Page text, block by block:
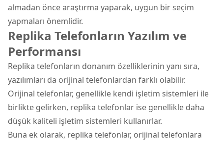
almadan önce araştırma yaparak, uygun bir seçim
yapmaları önemlidir.
Replika Telefonların Yazılım ve
Performansı
Replika telefonların donanım özelliklerinin yanı sıra,
yazılımları da orijinal telefonlardan farklı olabilir.
Orijinal telefonlar, genellikle kendi işletim sistemleri ile
birlikte gelirken, replika telefonlar ise genellikle daha
düşük kaliteli işletim sistemleri kullanırlar.
Buna ek olarak, replika telefonlar, orijinal telefonlara